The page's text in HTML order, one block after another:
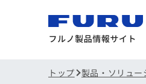
トップ 製品・ソリュー